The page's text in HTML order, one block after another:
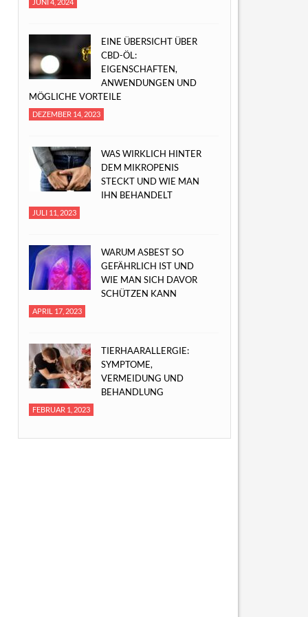
EINE ÜBERSICHT ÜBER
CBD-ÖL:
EIGENSCHAFTEN,
ANWENDUNGEN UND
MÖGLICHE VORTEILE
DEZEMBER 14, 2023
WAS WIRKLICH HINTER
DEM MIKROPENIS
STECKT UND WIE MAN
IHN BEHANDELT
JULI 11, 2023
WARUM ASBEST SO
GEFÄHRLICH IST UND
WIE MAN SICH DAVOR
SCHÜTZEN KANN
APRIL 17, 2023
TIERHAARALLERGIE:
SYMPTOME,
VERMEIDUNG UND
BEHANDLUNG
FEBRUAR 1, 2023